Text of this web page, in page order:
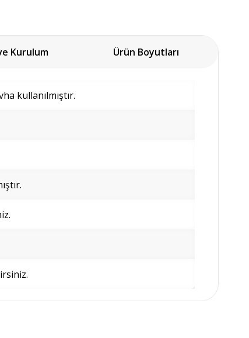
Kurulum Ürün Boyutları
kullanılmıştır.